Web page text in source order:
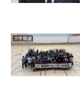
大学関連